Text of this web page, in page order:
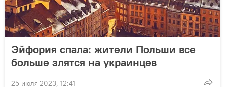
Эйфория спала: жители Польши все
больше злятся на украинцев
25 июля 2023, 12:41